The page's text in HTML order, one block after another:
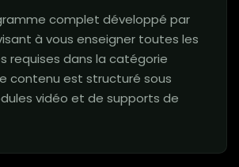
complet développé par
visant à vous enseigner toutes les
requises dans la catégorie
contenu est structuré sous
vidéo et de supports de